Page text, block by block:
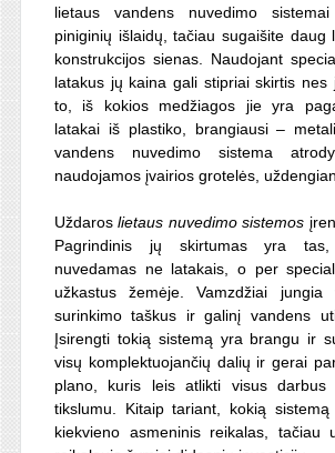
lietaus vandens nuvedimo
piniginių išlaidų, tačiau sugaišite daug
konstrukcijos sienas. Naudojant
latakus jų kaina gali stipriai skirtis nes
to, iš kokios medžiagos jie yra
latakai iš plastiko, brangiausi –
vandens nuvedimo sistema
naudojamos įvairios grotelės,
Uždaroslietaus nuvedimo sistemos
Pagrindinis jų skirtumas yra
nuvedamas ne latakais, o per
užkastus žemėje. Vamzdžiai jungia
surinkimo taškus ir galinį vandens
Įsirengti tokią sistemą yra brangu ir
visų komplektuojančių dalių ir gerai
plano, kuris leis atlikti visus darbus
tikslumu. Kitaip tariant, kokią
kiekvieno asmeninis reikalas, tačiau